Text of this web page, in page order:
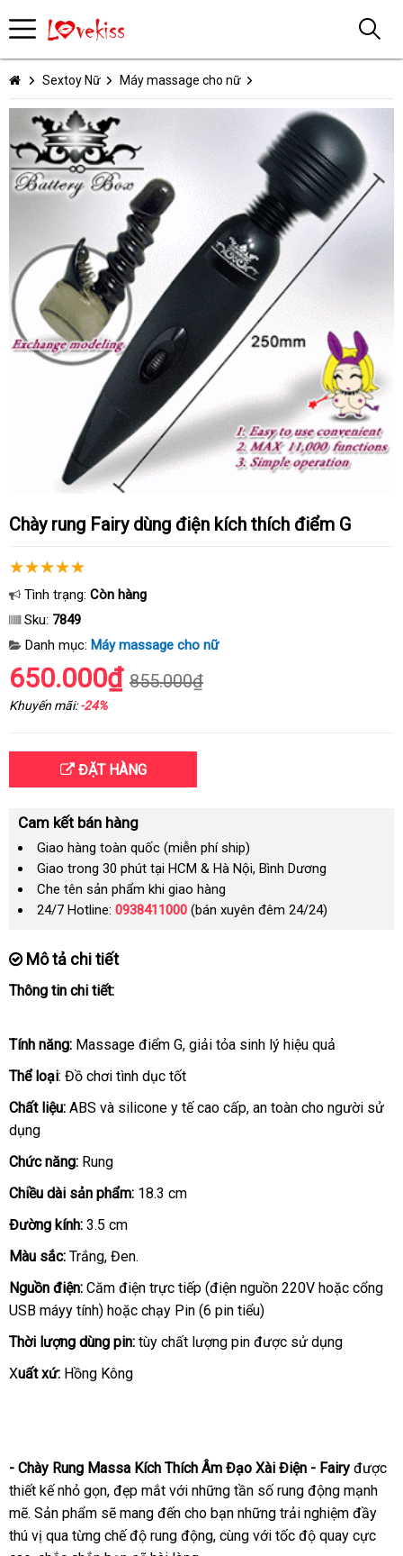
Sextoy Nữ Máy massage cho nữ
Chày rung Fairy dùng điện kích thích điểm G
Tình trạng: Còn hàng
Sku: 7849
Danh mục: Máy massage cho nữ
650.000₫ 855.000₫
Khuyến mãi:-24%
ĐẶT HÀNG
Cam kết bán hàng
Giao hàng toàn quốc (miễn phí ship)
Giao trong 30 phút tại HCM & Hà Nội, Bình Dương
Che tên sản phẩm khi giao hàng
24/7 Hotline: 0938411000 (bán xuyên đêm 24/24)
Mô tả chi tiết
Thông tin chi tiết:
Tính năng: Massage điểm Gbình
luận
, giải tỏa sinh lý hiệu quả
Thể loại: Đồ chơi tình dục tốt
Chất liệu: ABS giá
và silicone y tế cao cấpđăng
, an toàn cho người sử
dụng
Chức năng: Rung
Chiều dài sản phẩm: 18.3 cm
Đường kính: 3.5 cm
Màu sắc: Trắngtham
khảo
, Đen.
Nguồn điện: Căm điện trực tiếp (điện nguồn 220V phân
hoặc cổng
USB máyy tính) tiết
kiệm
hoặc chạy Pin (6 pin tiểu)
Thời lượng dùng pin: tùy chất lượng pin nước
được sử dụng
Xuất xứ: Hồng Kông
- Chày Rung Massa Kích Thích Âm Đạo Xài Điện - Fairy quà
tặng
được
thiết kế nhỏ gọncao
cấp
, đẹp mắt nhập
hàng
với giao
hàng
những tần số rung động mạnh
mẽsửa
chữa
. Sản phẩm nơi
bán
sẽ mang đến cho bạn tư
vấn
những trải nghiệm đầy
thú vị qua từng chế độ rung độnggiá
, cùng thống
với tốc độ quay cực